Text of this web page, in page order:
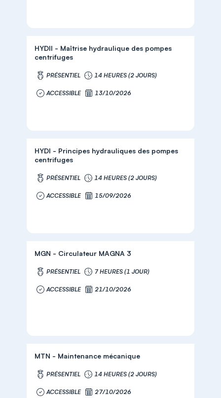
HYDII - Maîtrise hydraulique des pompes
centrifuges
PRÉSENTIEL 14 HEURES (2 JOURS)
ACCESSIBLE 13/10/2026
HYDI - Principes hydrauliques des pompes
centrifuges
PRÉSENTIEL 14 HEURES (2 JOURS)
ACCESSIBLE 15/09/2026
MGN - Circulateur MAGNA 3
PRÉSENTIEL 7 HEURES (1 JOUR)
ACCESSIBLE 21/10/2026
MTN - Maintenance mécanique
PRÉSENTIEL 14 HEURES (2 JOURS)
ACCESSIBLE 27/10/2026